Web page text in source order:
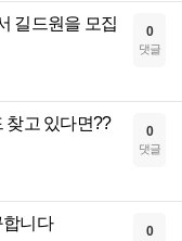
길드원을 모집
0
댓글
찾고 있다면?? 0
댓글
합니다 0